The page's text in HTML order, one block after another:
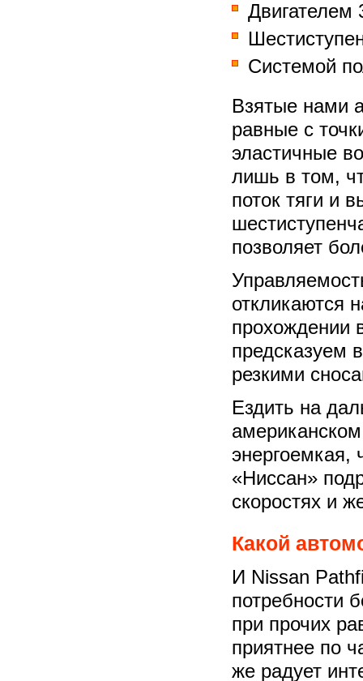
Двигателем
Системой
Взятые нами
равные с
эластичные
лишь в том,
поток тяги и
позволяет
откликаются
прохождении
предсказуем
резкими
Ездить на
энергоемкая,
«Ниссан»
скоростях и
Какой
И Nissan
потребности
при прочих
приятнее по
же радует